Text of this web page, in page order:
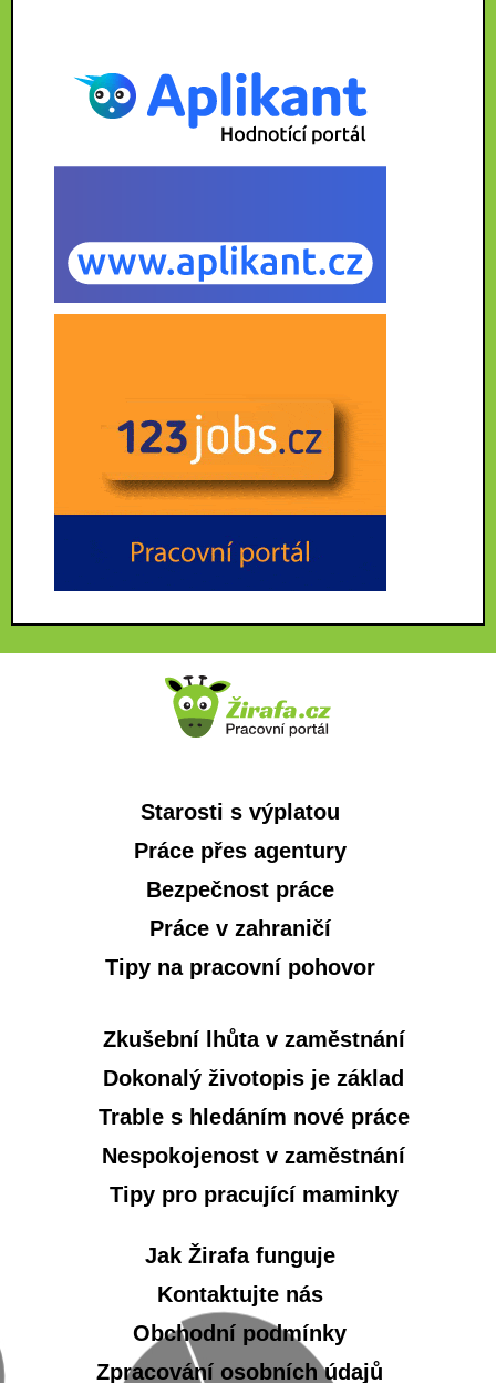
Starosti s výplatou
Práce přes agentury
Bezpečnost práce
Práce v zahraničí
Tipy na pracovní pohovor
Zkušební lhůta v zaměstnání
Dokonalý životopis je základ
Trable s hledáním nové práce
Nespokojenost v zaměstnání
Tipy pro pracující maminky
Jak Žirafa funguje
Kontaktujte nás
Obchodní podmínky
Zpracování osobních údajů